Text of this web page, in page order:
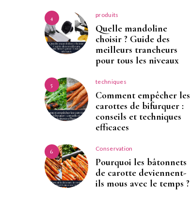
4 produits
Quelle mandoline
choisir ? Guide des
meilleurs trancheurs
pour tous les niveaux
5 techniques
Comment empêcher les
carottes de bifurquer :
conseils et techniques
efficaces
6 Conservation
Pourquoi les bâtonnets
de carotte deviennent-
ils mous avec le temps ?